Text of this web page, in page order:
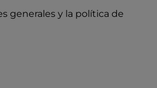
generales y la política de